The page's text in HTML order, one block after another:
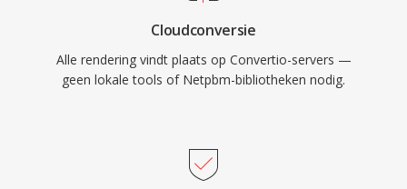
Cloudconversie
Alle rendering vindt plaats op Convertio-servers —
geen lokale tools of Netpbm-bibliotheken nodig.